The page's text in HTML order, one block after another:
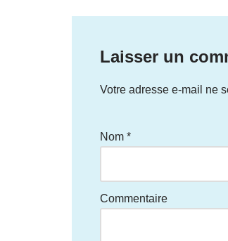
Laisser un
Votre adresse e-mail ne
Nom *
Commentaire